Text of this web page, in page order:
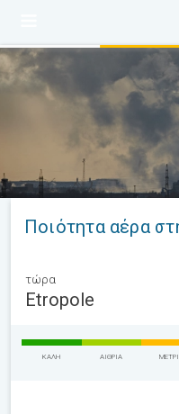
Ποιότητα αέρα
τώρα
Etropole
ΚΑΛΉ ΑΊΘΡΙΑ